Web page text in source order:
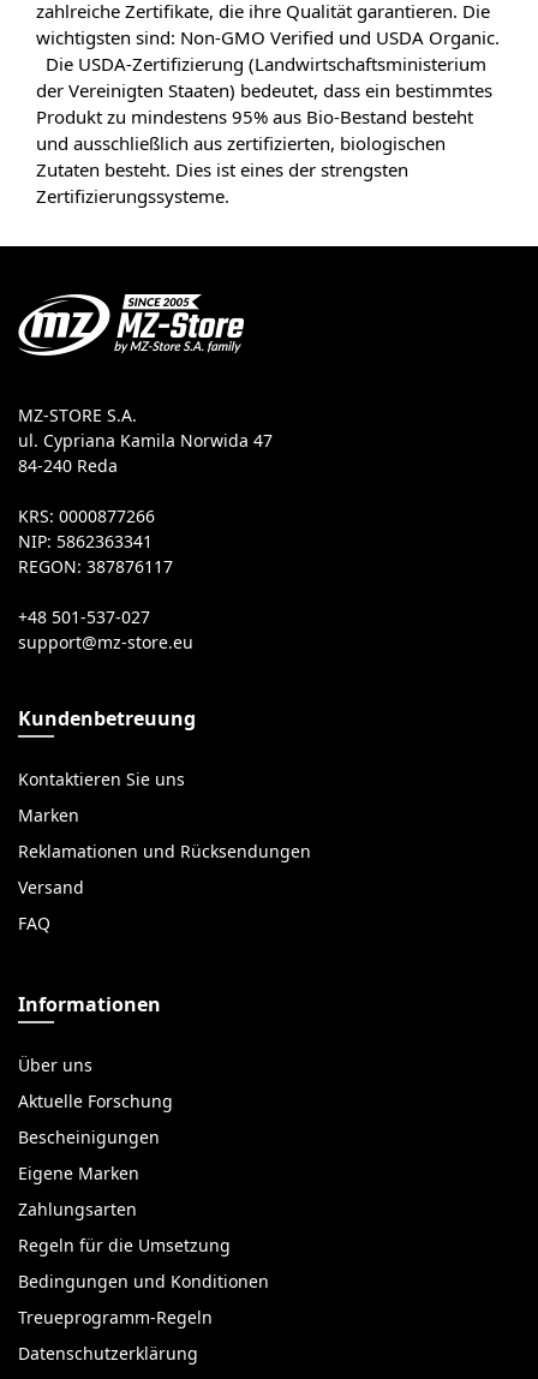
zahlreiche Zertifikate, die ihre Qualität garantieren. Die
wichtigsten sind: Non-GMO Verified und USDA Organic.
Die USDA-Zertifizierung (Landwirtschaftsministerium
der Vereinigten Staaten) bedeutet, dass ein bestimmtes
Produkt zu mindestens 95% aus Bio-Bestand besteht
und ausschließlich aus zertifizierten, biologischen
Zutaten besteht. Dies ist eines der strengsten
Zertifizierungssysteme.
MZ-STORE S.A.
ul. Cypriana Kamila Norwida 47
84-240 Reda
KRS: 0000877266
NIP: 5862363341
REGON: 387876117
+48 501-537-027
Kundenbetreuung
Kontaktieren Sie uns
Marken
Reklamationen und Rücksendungen
Versand
FAQ
Informationen
Über uns
Aktuelle Forschung
Bescheinigungen
Eigene Marken
Zahlungsarten
Regeln für die Umsetzung
Bedingungen und Konditionen
Treueprogramm-Regeln
Datenschutzerklärung